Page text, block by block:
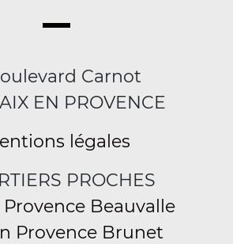
Carnot
EN PROVENCE
légales
PROCHES
Beauvalle
Provence Brunet